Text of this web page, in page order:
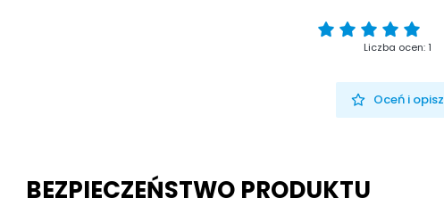
Liczba ocen: 1
Oceń i opisz
BEZPIECZEŃSTWO PRODUKTU